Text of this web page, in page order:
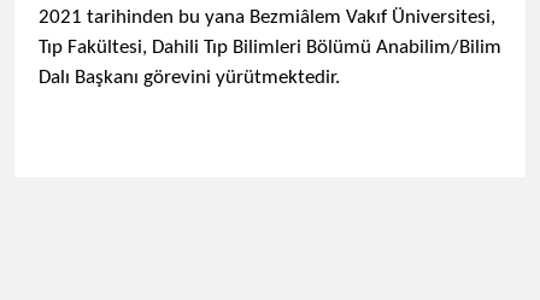
2021 tarihinden bu yana Bezmiâlem Vakıf Üniversitesi,
Tıp Fakültesi, Dahili Tıp Bilimleri Bölümü Anabilim/Bilim
Dalı Başkanı görevini yürütmektedir.